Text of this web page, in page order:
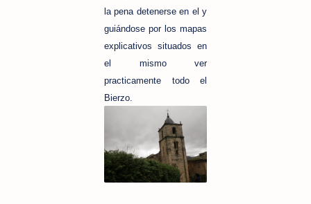
la pena detenerse en el y
guiándose por los mapas
explicativos situados en
el mismo ver
practicamente todo el
Bierzo.